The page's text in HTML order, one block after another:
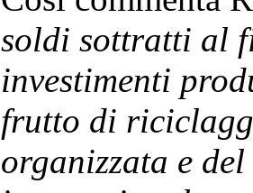
soldi sottratti al
investimenti
frutto di
organizzata e